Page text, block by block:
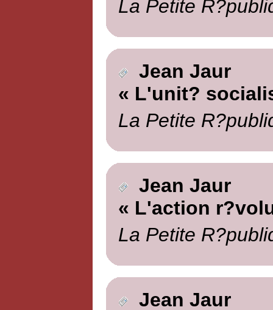
La Petite
Jean Jaur
« L'unit?
La Petite
Jean Jaur
« L'action
La Petite
Jean Jaur